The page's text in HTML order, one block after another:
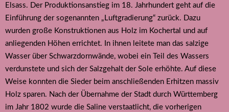
Elsass. Der Produktionsanstieg im 18. Jahrhundert geht auf die
Einführung der sogenannten „Luftgradierung“ zurück. Dazu
wurden große Konstruktionen aus Holz im Kochertal und auf
anliegenden Höhen errichtet. In ihnen leitete man das salzige
Wasser über Schwarzdornwände, wobei ein Teil des Wassers
verdunstete und sich der Salzgehalt der Sole erhöhte. Auf diese
Weise konnten die Sieder beim anschließenden Erhitzen massiv
Holz sparen. Nach der Übernahme der Stadt durch Württemberg
im Jahr 1802 wurde die Saline verstaatlicht, die vorherigen